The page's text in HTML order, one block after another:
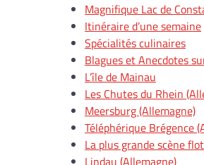
Magnifique Lac de
Itinéraire d’une semaine
Spécialités culinaires
Blagues et Anecdotes
L’île de Mainau
Les Chutes du Rhein
Meersburg (Allemagne)
Téléphérique Brégence
La plus grande scène
Lindau (Allemagne)